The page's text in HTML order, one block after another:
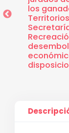
24/7 los